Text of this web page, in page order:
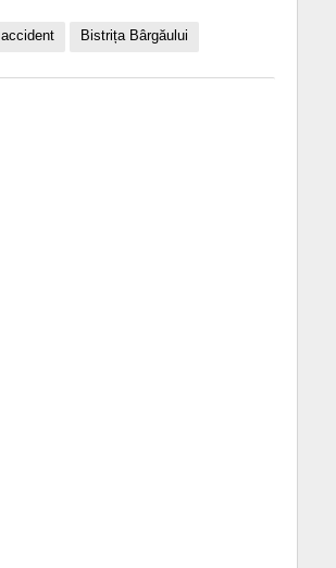
accident Bistrița Bârgăului